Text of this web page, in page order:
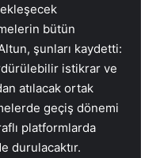
bütün
şunları kaydetti:
istikrar ve
atılacak ortak
geçiş dönemi
platformlarda
durulacaktır.